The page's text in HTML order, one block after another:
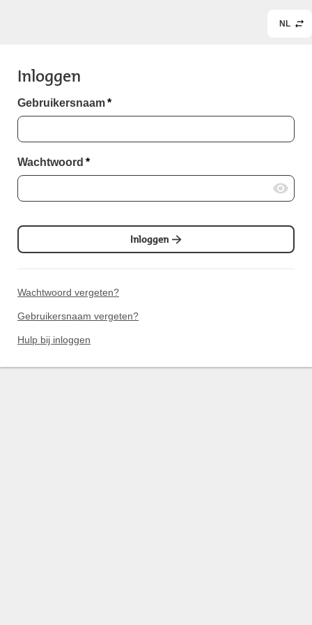
NL
Inloggen
Gebruikersnaam*
Wachtwoord *
Inloggen
Wachtwoord vergeten?
Gebruikersnaam vergeten?
Hulp bij inloggen